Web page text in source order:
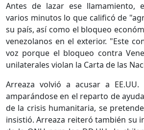
Antes de lazar ese llamamiento,
varios minutos lo que calificó de
su país, así como el bloqueo
venezolanos en el exterior. "Este
voz porque el bloqueo contra
unilaterales violan la Carta de las
Arreaza volvió a acusar a
amparándose en el reparto de
de la crisis humanitaria, se
insistió. Arreaza reiteró también su